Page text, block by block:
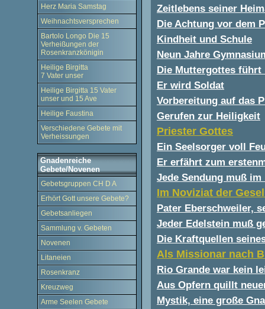
Herz Maria Samstag
Weihnachtsversprechen
Bartolo Longo Die 15
Verheißungen der
Rosenkranzkönigin
Heilige Birgitta
7 Vater unser
Heilige Birgitta 15 Vater
unser und 15 Ave
Heilige Faustina
Verschiedene Gebete mit
Verheissungen
Gnadenreiche
Gebete/Novenen
Gebetsgruppen CH D A
Erhört Gott unsere Gebete?
Gebetsanliegen
Sammlung v. Gebeten
Novenen
Litaneien
Rosenkranz
Kreuzweg
Arme Seelen Gebete
Zeitlebens seiner
Die Achtung vor dem
Kindheit und Schule
Neun Jahre
Die Muttergottes führt
Er wird Soldat
Vorbereitung auf das
Gerufen zur Heiligkeit
Priester Gottes
Ein Seelsorger voll
Er erfährt zum
Jede Sendung muß
Im Noviziat der
Pater Eberschweiler,
Jeder Edelstein muß
Die Kraftquellen
Als Missionar nach
Rio Grande war kein
Aus Opfern quillt
Mystik, eine große